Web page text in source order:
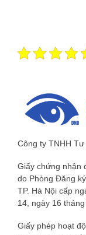
Công ty TNHH
Giấy chứng nhận
do Phòng Đăng
TP. Hà Nội cấp
14, ngày 16
Giấy phép hoạt